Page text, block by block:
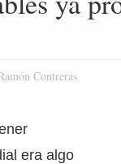
Contreras
era algo